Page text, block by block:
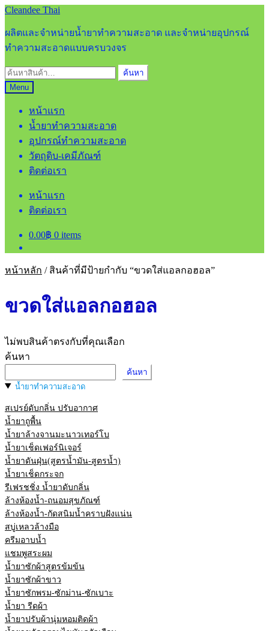
Skip
navigation
Skip
content
Cleandee Thai
ผลิตและจำหน่ายน้ำยาทำความสะอาด และจำหน่ายอุปกรณ์
ทำความสะอาดแบบครบวงจร
ค้นหา:
ค้นหา
Menu
หน้าแรก
น้ำยาทำความสะอาด
อุปกรณ์ทำความสะอาด
วัตถุดิบ-เคมีภัณฑ์
ติดต่อเรา
หน้าแรก
ติดต่อเรา
0.00฿ 0 items
หน้าหลัก / สินค้าที่มีป้ายกำกับ “ขวดใส่แอลกอฮอล”
ขวดใส่แอลกอฮอล
ไม่พบสินค้าตรงกับที่คุณเลือก
ค้นหา
ค้นหา
น้ำยาทำความสะอาด
สเปรย์ดับกลิ่น ปรับอากาศ
น้ำยาถูพื้น
น้ำยาล้างจานมะนาวเทอร์โบ
น้ำยาเช็ดเฟอร์นิเจอร์
น้ำยาดันฝุ่น(สูตรน้ำมัน-สูตรน้ำ)
น้ำยาเช็ดกระจก
รีเฟรชชิ่ง น้ำยาดับกลิ่น
ล้างห้องน้ำ-ถนอมสุขภัณฑ์
ล้างห้องน้ำ-กัดสนิมน้ำคราบฝังแน่น
สบู่เหลวล้างมือ
ครีมอาบน้ำ
แชมพูสระผม
น้ำยาซักผ้าสูตรข้มข้น
น้ำยาซักผ้าขาว
น้ำยาซักพรม-ซักม่าน-ซักเบาะ
น้ำยา รีดผ้า
น้ำยาปรับผ้านุ่มหอมติดผ้า